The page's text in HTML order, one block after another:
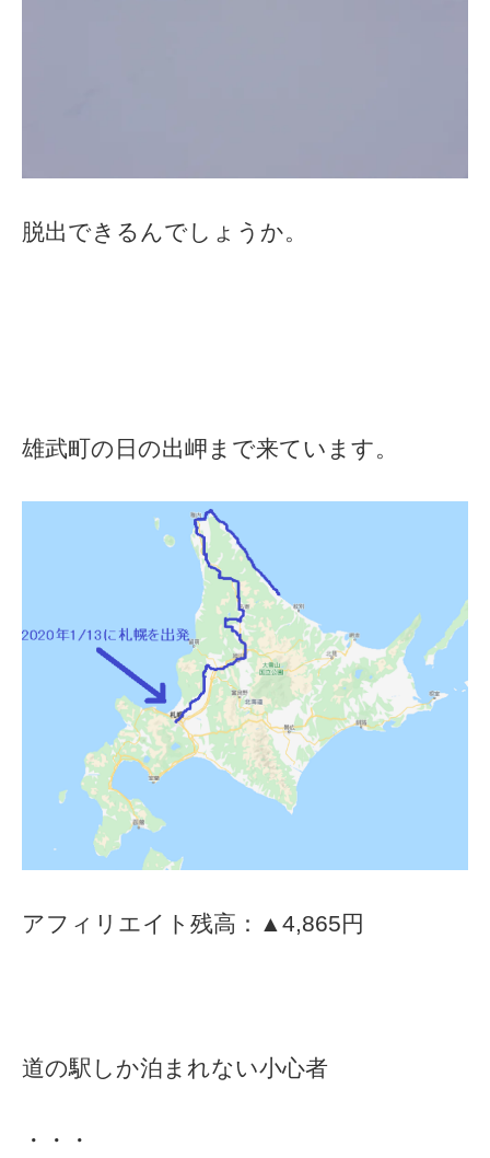
脱出できるんでしょうか。
雄武町の日の出岬まで来ています。
アフィリエイト残高：▲4,865円
道の駅しか泊まれない小心者
・・・